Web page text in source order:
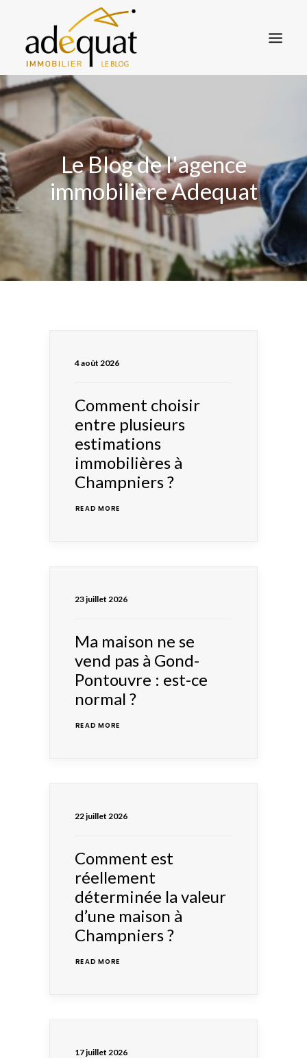
ACCUEIL BLOG
L’AGENCE ADEQUAT
VENDRE
TROUVER UN BIEN
CONTACT
Le Blog de l'agence
immobilière Adequat
4 août 2026
Comment choisir
entre plusieurs
estimations
immobilières à
Champniers ?
READ MORE
23 juillet 2026
Ma maison ne se
vend pas à Gond-
Pontouvre : est-ce
normal ?
READ MORE
22 juillet 2026
Comment est
réellement
déterminée la valeur
d’une maison à
Champniers ?
READ MORE
17 juillet 2026